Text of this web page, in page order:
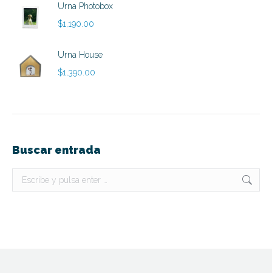
Urna Photobox
$1,190.00
Urna House
$1,390.00
Buscar entrada
Buscar: